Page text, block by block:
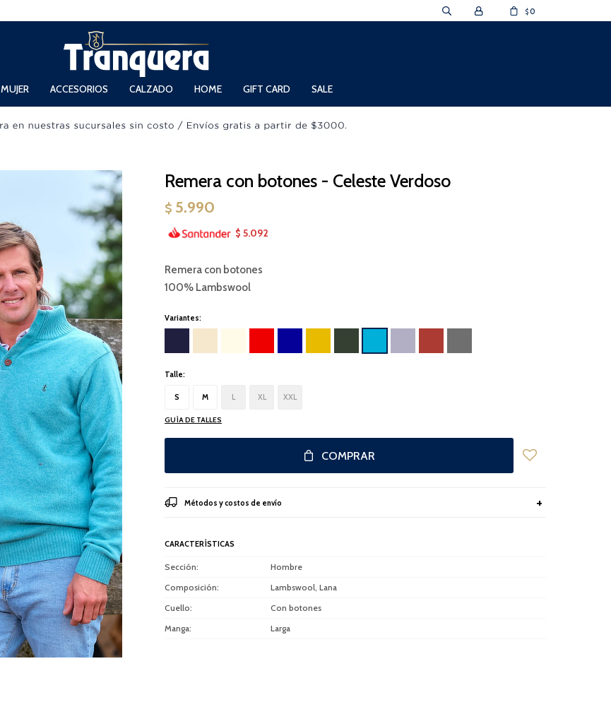
MUJER ACCESORIOS CALZADO HOME GIFT CARD SALE
$ 0
Remera con botones - Celeste Verdoso
$ 5.990
$ 5.092
Remera con botones
100% Lambswool
Variantes:
Talle:
S M L XL XXL
GUÍA DE TALLES
COMPRAR
Métodos y costos de envío
CARACTERÍSTICAS
Sección
Hombre
Composición
Lambswool, Lana
Cuello
Con botones
Manga
Larga